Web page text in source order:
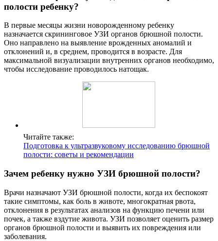
полости ребенку?
В первые месяцы жизни новорожденному ребенку
назначается скрининговое УЗИ органов брюшной полости.
Оно направлено на выявление врожденных аномалий и
отклонений и, в среднем, проводится в возрасте. Для
максимальной визуализации внутренних органов необходимо,
чтобы исследование проводилось натощак.
Читайте также:
Подготовка к ультразвуковому исследованию брюшной
полости: советы и рекомендации
Зачем ребенку нужно УЗИ брюшной полости?
Врачи назначают УЗИ брюшной полости, когда их беспокоят
такие симптомы, как боль в животе, многократная рвота,
отклонения в результатах анализов на функцию печени или
почек, а также вздутие живота. УЗИ позволяет оценить размер
органов брюшной полости и выявить их повреждения или
заболевания.